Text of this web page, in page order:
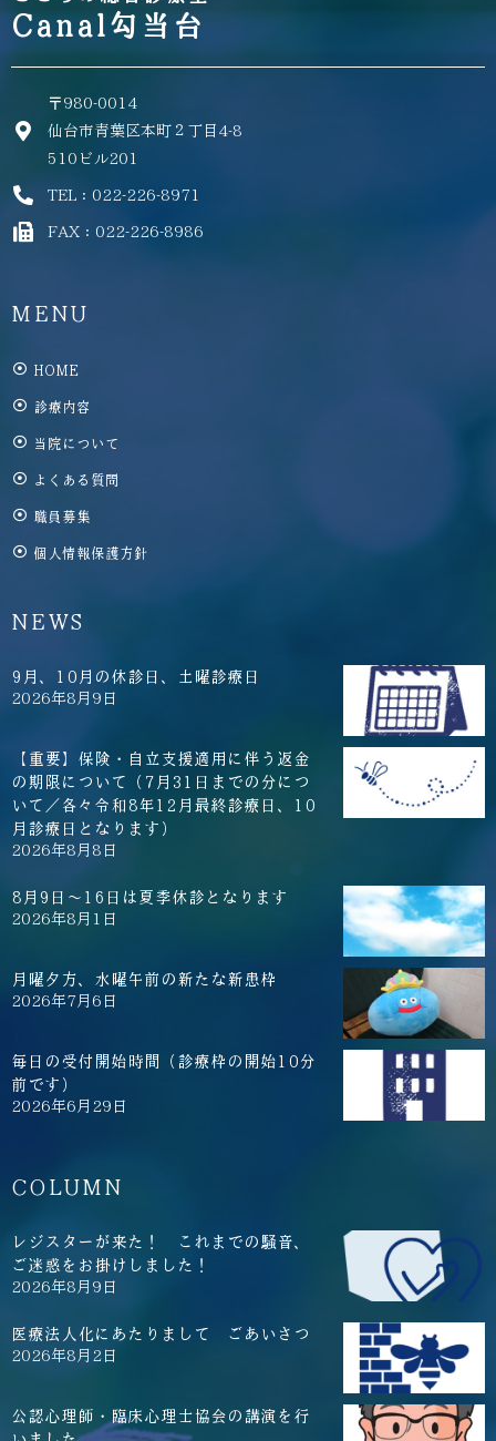
Canal勾当台
〒980-0014
仙台市青葉区本町２丁目4-8
510ビル201
TEL：022-226-8971
FAX：022-226-8986
MENU
HOME
診療内容
当院について
よくある質問
職員募集
個人情報保護方針
NEWS
9月、10月の休診日、土曜診療日
2026年8月9日
【重要】保険・自立支援適用に伴う返金
の期限について（7月31日までの分につ
いて／各々令和8年12月最終診療日、10
月診療日となります）
2026年8月8日
8月9日～16日は夏季休診となります
2026年8月1日
月曜夕方、水曜午前の新たな新患枠
2026年7月6日
毎日の受付開始時間（診療枠の開始10分
前です）
2026年6月29日
COLUMN
レジスターが来た！ これまでの騒音、
ご迷惑をお掛けしました！
2026年8月9日
医療法人化にあたりまして ごあいさつ
2026年8月2日
公認心理師・臨床心理士協会の講演を行